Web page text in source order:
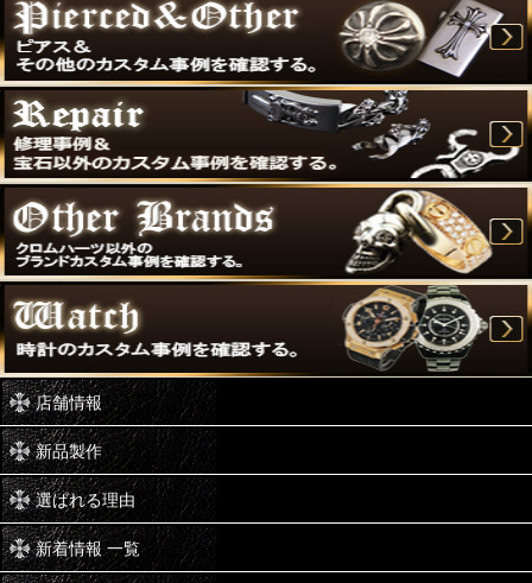
店舗情報
新品製作
選ばれる理由
新着情報 一覧